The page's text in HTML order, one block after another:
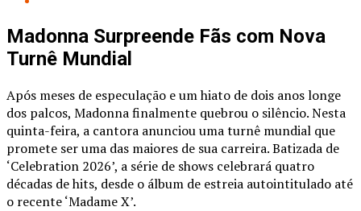
Madonna Surpreende Fãs com Nova
Turnê Mundial
Após meses de especulação e um hiato de dois anos longe
dos palcos, Madonna finalmente quebrou o silêncio. Nesta
quinta-feira, a cantora anunciou uma turnê mundial que
promete ser uma das maiores de sua carreira. Batizada de
‘Celebration 2026’, a série de shows celebrará quatro
décadas de hits, desde o álbum de estreia autointitulado até
o recente ‘Madame X’.